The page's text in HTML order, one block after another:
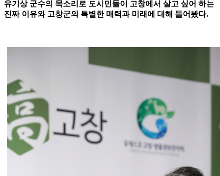
유기상 군수의 목소리로 도시민들이 고창에서 살고 싶어 하는
진짜 이유와 고창군의 특별한 매력과 미래에 대해 들어봤다.